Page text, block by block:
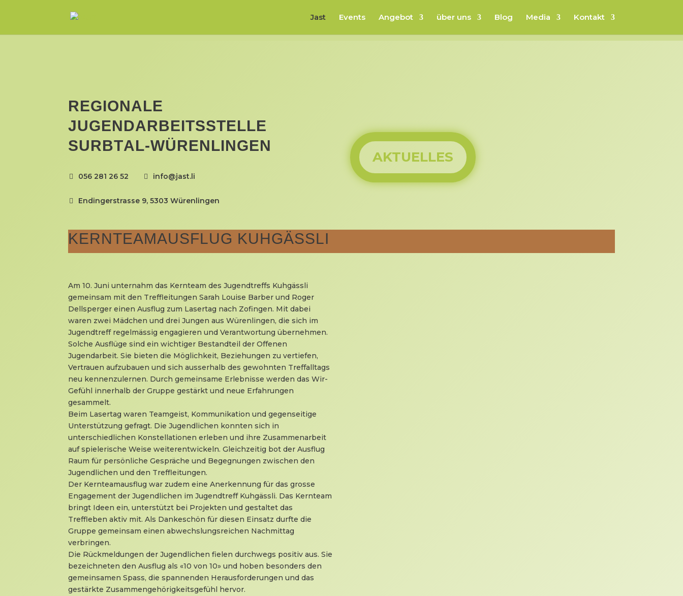
Jast Events Angebot über uns Blog Media Kontakt
REGIONALE
JUGENDARBEITSSTELLE
SURBTAL-WÜRENLINGEN
056 281 26 52 info@jast.li
Endingerstrasse 9, 5303 Würenlingen
AKTUELLES
KERNTEAMAUSFLUG KUHGÄSSLI
Am 10. Juni unternahm das Kernteam des Jugendtreffs Kuhgässli
gemeinsam mit den Treffleitungen Sarah Louise Barber und Roger
Dellsperger einen Ausflug zum Lasertag nach Zofingen. Mit dabei
waren zwei Mädchen und drei Jungen aus Würenlingen, die sich im
Jugendtreff regelmässig engagieren und Verantwortung übernehmen.
Solche Ausflüge sind ein wichtiger Bestandteil der Offenen
Jugendarbeit. Sie bieten die Möglichkeit, Beziehungen zu vertiefen,
Vertrauen aufzubauen und sich ausserhalb des gewohnten Treffalltags
neu kennenzulernen. Durch gemeinsame Erlebnisse werden das Wir-
Gefühl innerhalb der Gruppe gestärkt und neue Erfahrungen
gesammelt.
Beim Lasertag waren Teamgeist, Kommunikation und gegenseitige
Unterstützung gefragt. Die Jugendlichen konnten sich in
unterschiedlichen Konstellationen erleben und ihre Zusammenarbeit
auf spielerische Weise weiterentwickeln. Gleichzeitig bot der Ausflug
Raum für persönliche Gespräche und Begegnungen zwischen den
Jugendlichen und den Treffleitungen.
Der Kernteamausflug war zudem eine Anerkennung für das grosse
Engagement der Jugendlichen im Jugendtreff Kuhgässli. Das Kernteam
bringt Ideen ein, unterstützt bei Projekten und gestaltet das
Treffleben aktiv mit. Als Dankeschön für diesen Einsatz durfte die
Gruppe gemeinsam einen abwechslungsreichen Nachmittag
verbringen.
Die Rückmeldungen der Jugendlichen fielen durchwegs positiv aus. Sie
bezeichneten den Ausflug als «10 von 10» und hoben besonders den
gemeinsamen Spass, die spannenden Herausforderungen und das
gestärkte Zusammengehörigkeitsgefühl hervor.